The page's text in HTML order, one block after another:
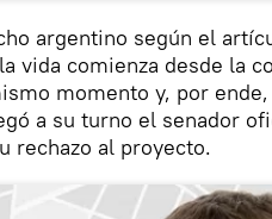
argentino según el
vida comienza desde la
momento y, por
a su turno el senador
rechazo al proyecto.